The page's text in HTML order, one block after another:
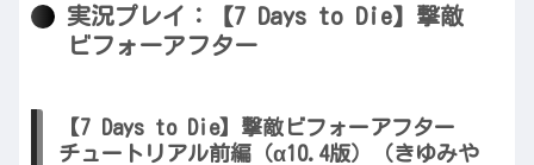
実況プレイ：【7 Days to Die】撃敵
ビフォーアフター
【7 Days to Die】撃敵ビフォーアフター
チュートリアル前編（α10.4版）（きゆみや